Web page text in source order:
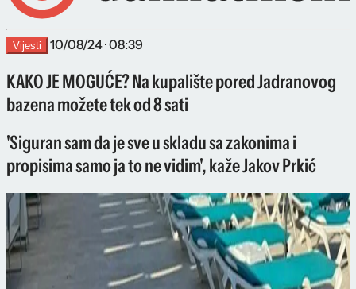
Vijesti 10/08/24 · 08:39
KAKO JE MOGUĆE? Na kupalište pored Jadranovog
bazena možete tek od 8 sati
'Siguran sam da je sve u skladu sa zakonima i
propisima samo ja to ne vidim', kaže Jakov Prkić